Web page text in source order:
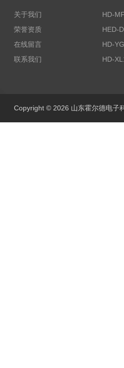
关于我们
荣誉资质
在线留言
联系我们
Copyright © 2026 山东霍尔德电子